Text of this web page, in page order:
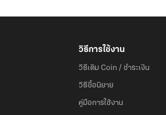
วิธีการใช้งาน
วิธีเติม Coin / ชำระเงิน
วิธีซื้อนิยาย
คู่มือการใช้งาน